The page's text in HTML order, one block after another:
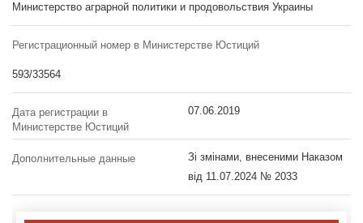
Министерство аграрной политики и продовольствия Украины
Регистрационный номер в Министерстве Юстиций
593/33564
Дата регистрации в
Министерстве Юстиций
07.06.2019
Дополнительные данные
Зі змінами, внесеними Наказом
від 11.07.2024 № 2033